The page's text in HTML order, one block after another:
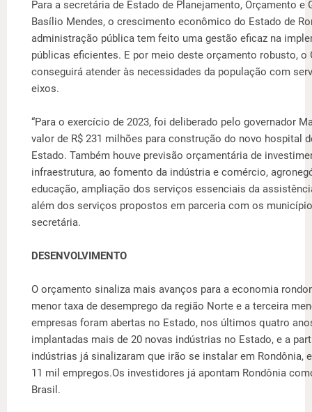
Para a secretária de Estado de Planejamento, Orçamento e
Basílio Mendes, o crescimento econômico do Estado de
administração pública tem feito uma gestão eficaz na
públicas eficientes. E por meio deste orçamento robusto, o
conseguirá atender às necessidades da população com
eixos.
“Para o exercício de 2023, foi deliberado pelo governador
valor de R$ 231 milhões para construção do novo hospital
Estado. Também houve previsão orçamentária de
infraestrutura, ao fomento da indústria e comércio,
educação, ampliação dos serviços essenciais da
além dos serviços propostos em parceria com os
secretária.
DESENVOLVIMENTO
O orçamento sinaliza mais avanços para a economia
menor taxa de desemprego da região Norte e a terceira
empresas foram abertas no Estado, nos últimos quatro
implantadas mais de 20 novas indústrias no Estado, e a
indústrias já sinalizaram que irão se instalar em Rondônia,
11 mil empregos.Os investidores já apontam Rondônia
Brasil.